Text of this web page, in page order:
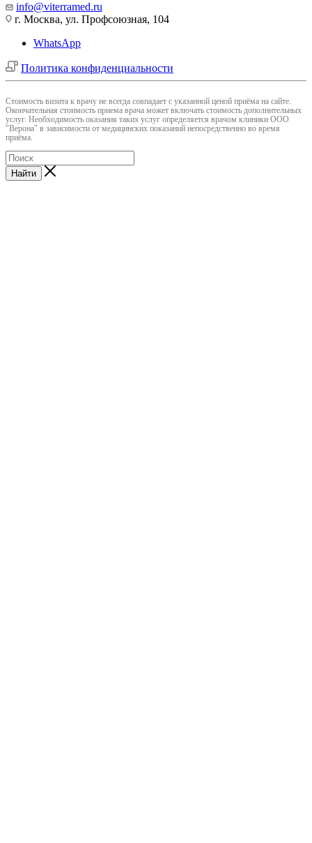
info@viterramed.ru
г. Москва, ул. Профсоюзная, 104
WhatsApp
Политика конфиденциальности
Cтоимость визита к врачу не всегда совпадает с указанной ценой приёма на сайте.
Окончательная стоимость приема врача может включать стоимость дополнительных
услуг. Необходимость оказания таких услуг определяется врачом клиники ООО
"Верона" в зависимости от медицинских показаний непосредственно во время
приёма.
Найти